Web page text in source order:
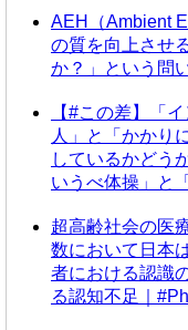
AEH（Ambient
の質を向上させ
か？」という問
【#この差】「
人」と「かかり
しているかどう
いうべ体操」と
超高齢社会の医
数において日本
者における認識
る認知不足｜